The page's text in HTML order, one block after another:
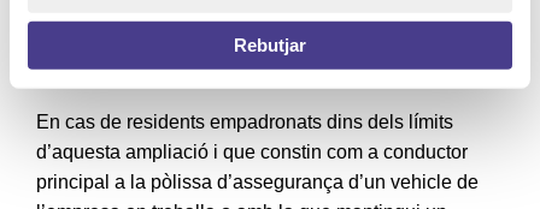
Rebutjar
l’Oficina Virtual de l’Ajuntament de Barcelona,
trucant al 010 o, mitjançant la sol·licitud de cita prèvia,
En cas de residents empadronats dins dels límits
d’aquesta ampliació i que constin com a conductor
principal a la pòlissa d’assegurança d’un vehicle de